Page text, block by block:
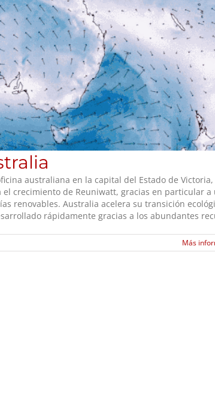
australiana en la capital del Estado de Victoria,
crecimiento de Reuniwatt, gracias en particular a
renovables. Australia acelera su transición
rápidamente gracias a los abundantes
Más